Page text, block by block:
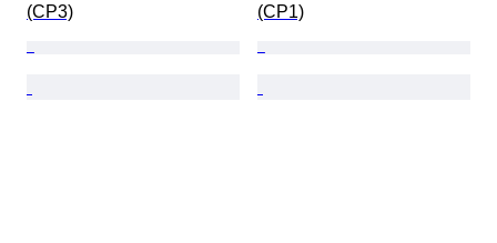
(CP3)
(CP1)